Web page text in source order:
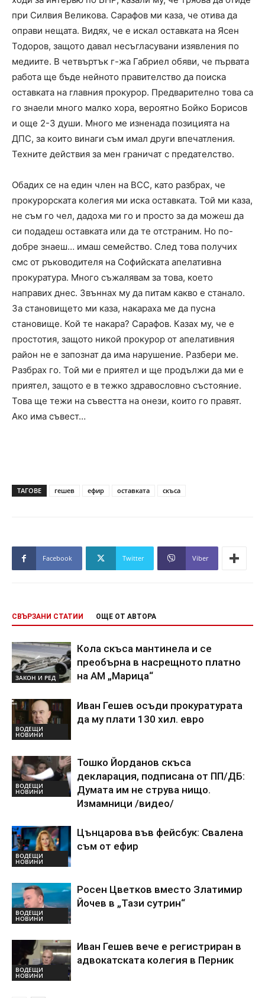
при Силвия Великова. Сарафов ми каза, че отива да
оправи нещата. Видях, че е искал оставката на Ясен
Тодоров, защото давал несъгласувани изявления по
медиите. В четвъртък г-жа Габриел обяви, че първата
работа ще бъде нейното правителство да поиска
оставката на главния прокурор. Предварително това са
го знаели много малко хора, вероятно Бойко Борисов
и още 2-3 души. Много ме изненада позицията на
ДПС, за които винаги съм имал други впечатления.
Техните действия за мен граничат с предателство.
Обадих се на един член на ВСС, като разбрах, че
прокурорската колегия ми иска оставката. Той ми каза,
не съм го чел, дадоха ми го и просто за да можеш да
си подадеш оставката или да те отстраним. Но по-
добре знаеш… имаш семейство. След това получих
смс от ръководителя на Софийската апелативна
прокуратура. Много съжалявам за това, което
направих днес. Звъннах му да питам какво е станало.
За становището ми каза, накараха ме да пусна
становище. Кой те накара? Сарафов. Казах му, че е
простотия, защото никой прокурор от апелативния
район не е запознат да има нарушение. Разбери ме.
Разбрах го. Той ми е приятел и ще продължи да ми е
приятел, защото е в тежко здравословно състояние.
Това ще тежи на съвестта на онези, които го правят.
Ако има съвест…
ТАГОВЕ гешев ефир оставката скъса
Facebook Twitter Viber
СВЪРЗАНИ СТАТИИ ОЩЕ ОТ АВТОРА
ЗАКОН И РЕД
Кола скъса мантинела и се
преобърна в насрещното платно
на АМ „Марица“
ВОДЕЩИ
НОВИНИ
Иван Гешев осъди прокуратурата
да му плати 130 хил. евро
ВОДЕЩИ
НОВИНИ
Тошко Йорданов скъса
декларация, подписана от ПП/ДБ:
Думата им не струва нищо.
Измамници /видео/
ВОДЕЩИ
НОВИНИ
Цънцарова във фейсбук: Свалена
съм от ефир
ВОДЕЩИ
НОВИНИ
Росен Цветков вместо Златимир
Йочев в „Тази сутрин“
ВОДЕЩИ
НОВИНИ
Иван Гешев вече е регистриран в
адвокатската колегия в Перник